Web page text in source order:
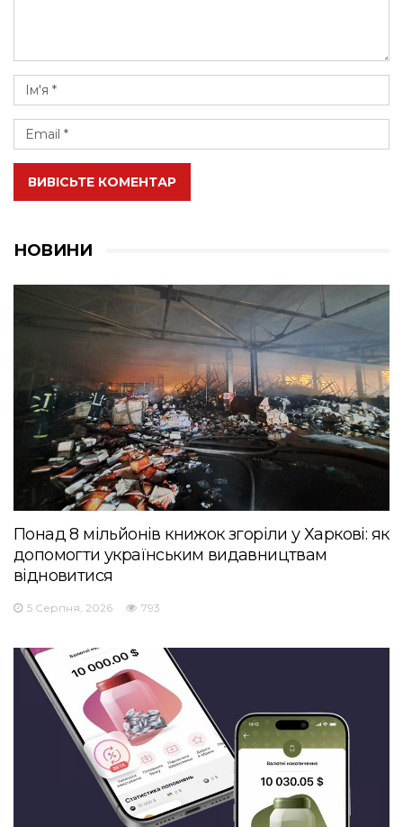
ВИВІСЬТЕ КОМЕНТАР
НОВИНИ
Понад 8 мільйонів книжок згоріли у Харкові: як
допомогти українським видавництвам
відновитися
5 Серпня, 2026 793